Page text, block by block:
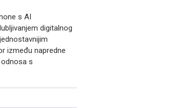
s AI
digitalnog
između napredne
s